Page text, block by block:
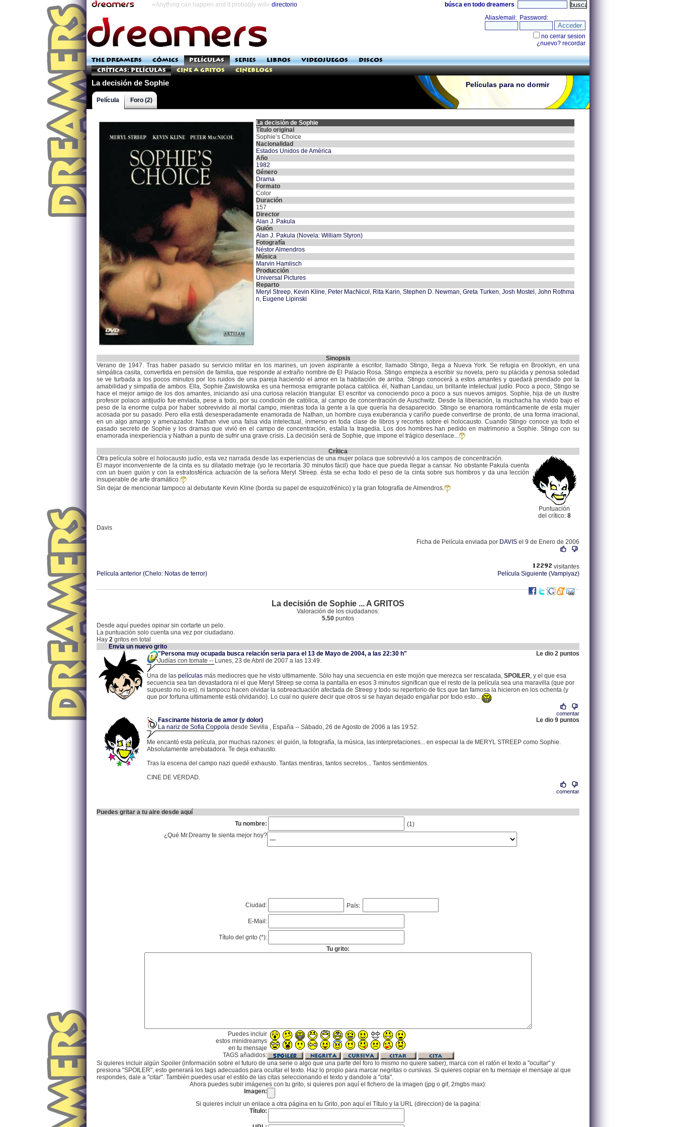
«Anything can happen and it probably will» directorio búsca en todo dreamers
THE DREAMERS CÓMICS PELÍCULAS SERIES LIBROS VIDEOJUEGOS
DISCOS
Críticas: Películas
Cine a Gritos Cineblogs
La decisión de Sophie Películas para no dormir
Película Foro (2)
La decisión de Sophie
Título original
Sophie’s Choice
Nacionalidad
Estados Unidos de América
Año
1982
Género
Drama
Formato
Color
Duración
157
Director
Alan J. Pakula
Guión
Alan J. Pakula (Novela: William Styron)
Fotografía
Néstor Almendros
Música
Marvin Hamlisch
Producción
Universal Pictures
Reparto
Meryl Streep, Kevin Kline, Peter MacNicol , Rita Karin,Stephen D. Newman,Greta Turken, Josh Mostel , John Rothma
n, Eugene Lipinski
Sinopsis
Verano de 1947. Tras haber pasado su servicio militar en los marines, un joven aspirante a escritor, llamado Stingo, llega a Nueva York. Se refugia en Brooklyn, en una
simpática casita, convertida en pensión de familia, que responde al extraño nombre de El Palacio Rosa. Stingo empieza a escribir su novela, pero su plácida y penosa soledad
se ve turbada a los pocos minutos por los ruidos de una pareja haciendo el amor en la habitación de arriba. Stingo conocerá a estos amantes y quedará prendado por la
amabilidad y simpatía de ambos. Ella, Sophie Zawistowska es una hermosa emigrante polaca católica. él, Nathan Landau, un brillante intelectual judío. Poco a poco, Stingo se
hace el mejor amigo de los dos amantes, iniciando así una curiosa relación triangular. El escritor va conociendo poco a poco a sus nuevos amigos. Sophie, hija de un ilustre
profesor polaco antijudío fue enviada, pese a todo, por su condición de católica, al campo de concentración de Auschwitz. Desde la liberación, la muchacha ha vivido bajo el
peso de la enorme culpa por haber sobrevivido al mortal campo, mientras toda la gente a la que quería ha desaparecido. Stingo se enamora románticamente de esta mujer
acosada por su pasado. Pero ella está desesperadamente enamorada de Nathan, un hombre cuya exuberancia y cariño puede convertirse de pronto, de una forma irracional,
en un algo amargo y amenazador. Nathan vive una falsa vida intelectual, inmerso en toda clase de libros y recortes sobre el holocausto. Cuando Stingo conoce ya todo el
pasado secreto de Sophie y los dramas que vivió en el campo de concentración, estalla la tragedia. Los dos hombres han pedido en matrimonio a Sophie. Stingo con su
enamorada inexperiencia y Nathan a punto de sufrir una grave crisis. La decisión será de Sophie, que impone el trágico desenlace...
Crítica
Puntuación
del crítico: 8
Otra película sobre el holocausto judío, esta vez narrada desde las experiencias de una mujer polaca que sobrevivió a los campos de concentración.
El mayor inconveniente de la cinta es su dilatado metraje (yo le recortaría 30 minutos fácil) que hace que pueda llegar a cansar. No obstante Pakula cuenta
con un buen guión y con la estratosférica actuación de la señora Meryl Streep. ésta se echa todo el peso de la cinta sobre sus hombros y da una lección
insuperable de arte dramático.
Sin dejar de mencionar tampoco al debutante Kevin Kline (borda su papel de esquizofrénico) y la gran fotografía de Almendros.
Davis
Ficha de Película enviada por DAVIS el 9 de Enero de 2006
visitantes
Película anterior (Chelo: Notas de terror)
Película Siguiente (Vampiyaz)
La decisión de Sophie ... A GRITOS
Valoración de los ciudadanos:
5.50 puntos
Desde aquí puedes opinar sin cortarte un pelo.
La puntuación solo cuenta una vez por ciudadano.
Hay 2 gritos en total
Envia un nuevo grito
"Persona muy ocupada busca relación seria para el 13 de Mayo de 2004, a las 22:30 h"
Le dio 2 puntos
Judías con tomate -- Lunes, 23 de Abril de 2007 a las 13:49.
Una de las películas más mediocres que he visto ultimamente. Sólo hay una secuencia en este mojón que merezca ser rescatada, SPOILER, y el que esa
secuencia sea tan devastadora ni el que Meryl Streep se coma la pantalla en esos 3 minutos significan que el resto de la película sea una maravilla (que por
supuesto no lo es). ni tampoco hacen olvidar la sobreactuación afectada de Streep y todo su repertorio de tics que tan famosa la hicieron en los ochenta (y
que por fortuna ultimamente está olvidando). Lo cual no quiere decir que otros si se hayan dejado engañar por todo esto...
comentar
Fascinante historia de amor (y dolor)
Le dio 9 puntos
La nariz de Sofia Coppola desde Sevilla , España -- Sábado, 26 de Agosto de 2006 a las 19:52.
Me encantó esta película, por muchas razones: el guión, la fotografía, la música, las interpretaciones... en especial la de MERYL STREEP como Sophie.
Absolutamente arrebatadora. Te deja exhausto.
Tras la escena del campo nazi quedé exhausto. Tantas mentiras, tantos secretos... Tantos sentimientos.
CINE DE VERDAD.
comentar
Puedes gritar a tu aire desde aquí
Tu nombre:
(1)
¿Qué Mr.Dreamy te sienta mejor hoy?
Ciudad: País:
E-Mail:
Título del grito (*):
Tu grito:
Puedes incluir
estos minidreamys
en tu mensaje
TAGS añadidos:
Si quieres incluir algún Spoiler (información sobre el futuro de una serie o algo que una parte del foro lo mismo no quiere saber), marca con el ratón el texto a "ocultar" y
presiona "SPOILER", esto generará los tags adecuados para ocultar el texto. Haz lo propio para marcar negritas o cursivas. Si quieres copiar en tu mensaje el mensaje al que
respondes, dale a "citar". También puedes usar el estilo de las citas seleccionando el texto y dandole a "cita".
Ahora puedes subir imágenes con tu grito, si quieres pon aquí el fichero de la imagen (jpg o gif, 2mgbs max):
Imagen:
Si quieres incluir un enlace a otra página en tu Grito, pon aquí el Título y la URL (direccion) de la pagina:
Título: